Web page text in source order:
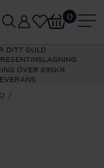
DITT GULD
ÖVER 695KR
0